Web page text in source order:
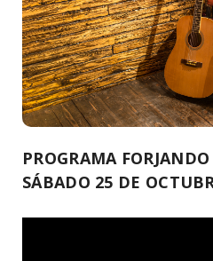
PROGRAMA
SÁBADO 25 DE